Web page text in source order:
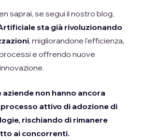
saprai, se segui il nostro blog,
sta già rivoluzionando
, migliorandone l'efficienza,
e offrendo nuove
aziende non hanno ancora
attivo di adozione di
rischiando di rimanere
ai concorrenti.